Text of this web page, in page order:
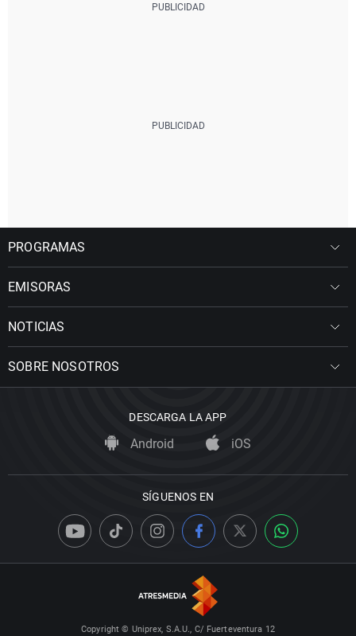
PROGRAMAS
EMISORAS
NOTICIAS
SOBRE NOSOTROS
DESCARGA LA APP
Android iOS
SÍGUENOS EN
Copyright © Uniprex, S.A.U., C/ Fuerteventura 12